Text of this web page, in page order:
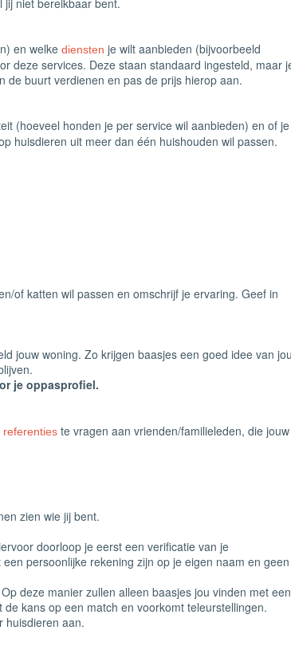
en welke diensten je wilt aanbieden (bijvoorbeeld
deze services. Deze staan standaard ingesteld, maar
de buurt verdienen en pas de prijs hierop aan.
(hoeveel honden je per service wil aanbieden) en of je
huisdieren uit meer dan één huishouden wil passen.
of katten wil passen en omschrijf je ervaring. Geef in
jouw woning. Zo krijgen baasjes een goed idee van jou
je oppasprofiel.
referenties te vragen aan vrienden/familieleden, die jouw
zien wie jij bent.
doorloop je eerst een verificatie van je
persoonlijke rekening zijn op je eigen naam en geen
deze manier zullen alleen baasjes jou vinden met een
kans op een match en voorkomt teleurstellingen.
huisdieren aan.